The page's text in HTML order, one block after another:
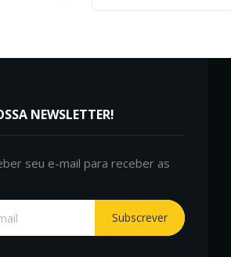
NEWSLETTER!
seu e-mail para receber as
Subscrever